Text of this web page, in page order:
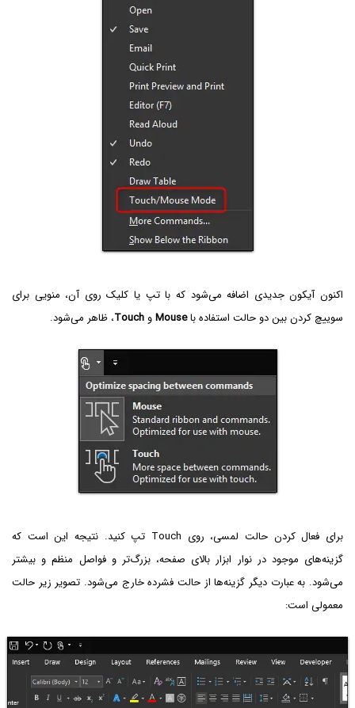
اکنون آیکون جدیدی اضافه می‌شود که با تپ یا کلیک روی آن، منویی برای
سوییچ کردن بین دو حالت استفاده باMouseو Touch، ظاهر می‌شود.
برای فعال کردن حالت لمسی، روی Touch تپ کنید. نتیجه این است که
گزینه‌های موجود در نوار ابزار بالای صفحه، بزرگ‌تر و فواصل منظم و بیشتر
می‌شود. به عبارت دیگر گزینه‌ها از حالت فشرده خارج می‌شود. تصویر زیر حالت
معمولی است: